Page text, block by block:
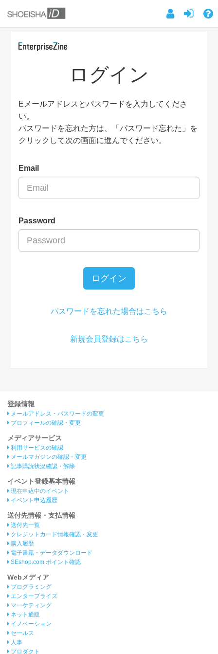
ログイン
Eメールアドレスとパスワードを入力してくださ
い。
パスワードを忘れた方は、「パスワード忘れた」を
クリックして次の画面に進んでください。
Email
Password
ログイン
パスワードを忘れた場合はこちら
新規会員登録はこちら
登録情報
メールアドレス・パスワードの変更
プロフィールの確認・変更
メディアサービス
利用サービスの確認
メールマガジンの確認・変更
記事購読状況確認・解除
イベント登録基本情報
現在申込中のイベント
イベント申込履歴
送付先情報・支払情報
送付先一覧
クレジットカード情報確認・変更
購入履歴
電子書籍・データダウンロード
SEshop.com ポイント確認
Webメディア
プログラミング
エンタープライズ
マーケティング
ネット通販
イノベーション
セールス
人事
プロダクト